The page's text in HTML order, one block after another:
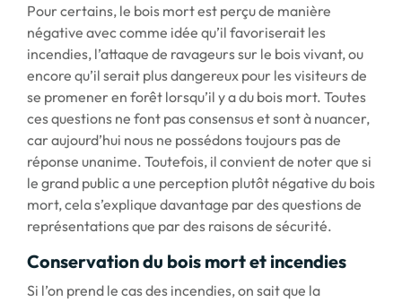
Pour certains, le bois mort est perçu de manière
négative avec comme idée qu’il favoriserait les
incendies, l’attaque de ravageurs sur le bois vivant, ou
encore qu’il serait plus dangereux pour les visiteurs de
se promener en forêt lorsqu’il y a du bois mort. Toutes
ces questions ne font pas consensus et sont à nuancer,
car aujourd’hui nous ne possédons toujours pas de
réponse unanime. Toutefois, il convient de noter que si
le grand public a une perception plutôt négative du bois
mort, cela s’explique davantage par des questions de
représentations que par des raisons de sécurité.
Conservation du bois mort et incendies
Si l’on prend le cas des incendies, on sait que la